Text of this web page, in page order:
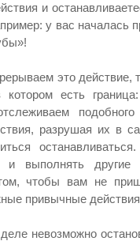
и
у вас началась
это действие,
котором есть
разрушая их в
и выполнять
чтобы вам не
привычные
невозможно